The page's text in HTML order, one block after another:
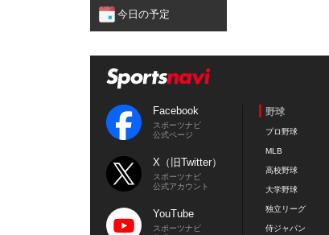
今日の予定
Facebook
スポーツナビ
公式ページ
X（旧Twitter）
スポーツナビ
公式アカウント
YouTube
スポーツナビ
野球
プロ野球
MLB
高校野球
大学野球
独立リーグ
侍ジャパン